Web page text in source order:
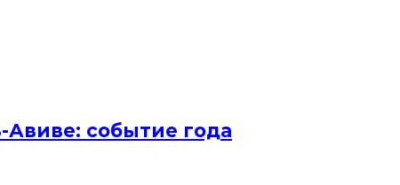
Авиве: событие года